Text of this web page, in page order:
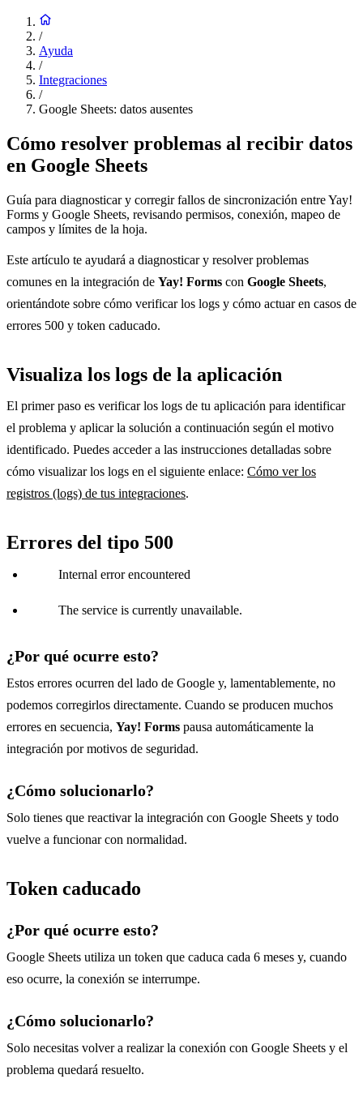
/
Ayuda
/
Integraciones
/
Google Sheets: datos ausentes
Cómo resolver problemas al recibir datos
en Google Sheets
Guía para diagnosticar y corregir fallos de sincronización entre Yay!
Forms y Google Sheets, revisando permisos, conexión, mapeo de
campos y límites de la hoja.
Este artículo te ayudará a diagnosticar y resolver problemas
comunes en la integración de Yay! Forms con Google Sheets,
orientándote sobre cómo verificar los logs y cómo actuar en casos de
errores 500 y token caducado.
Visualiza los logs de la aplicación
El primer paso es verificar los logs de tu aplicación para identificar
el problema y aplicar la solución a continuación según el motivo
identificado. Puedes acceder a las instrucciones detalladas sobre
cómo visualizar los logs en el siguiente enlace: Cómo ver los
registros (logs) de tus integraciones.
Errores del tipo 500
Internal error encountered
The service is currently unavailable.
¿Por qué ocurre esto?
Estos errores ocurren del lado de Google y, lamentablemente, no
podemos corregirlos directamente. Cuando se producen muchos
errores en secuencia, Yay! Forms pausa automáticamente la
integración por motivos de seguridad.
¿Cómo solucionarlo?
Solo tienes que reactivar la integración con Google Sheets y todo
vuelve a funcionar con normalidad.
Token caducado
¿Por qué ocurre esto?
Google Sheets utiliza un token que caduca cada 6 meses y, cuando
eso ocurre, la conexión se interrumpe.
¿Cómo solucionarlo?
Solo necesitas volver a realizar la conexión con Google Sheets y el
problema quedará resuelto.